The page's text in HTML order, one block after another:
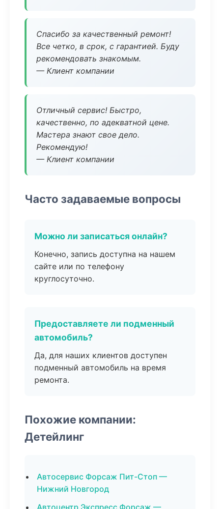
Спасибо за качественный ремонт!
Все четко, в срок, с гарантией. Буду
рекомендовать знакомым.
— Клиент компании
Отличный сервис! Быстро,
качественно, по адекватной цене.
Мастера знают свое дело.
Рекомендую!
— Клиент компании
Часто задаваемые вопросы
Можно ли записаться онлайн?
Конечно, запись доступна на нашем
сайте или по телефону
круглосуточно.
Предоставляете ли подменный
автомобиль?
Да, для наших клиентов доступен
подменный автомобиль на время
ремонта.
Похожие компании:
Детейлинг
Автосервис Форсаж Пит-Стоп —
Нижний Новгород
Автоцентр Экспресс Форсаж —